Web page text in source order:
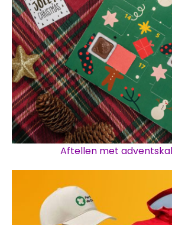
Aftellen met